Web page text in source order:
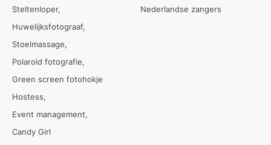
Steltenloper
Huwelijksfotograaf
Stoelmassage
Polaroid fotografie
Green screen fotohokje
Hostess
Event management
Candy Girl
Nederlandse zangers